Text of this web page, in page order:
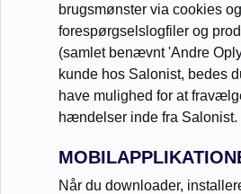
brugsmønster via cookies
forespørgselslogfiler og
(samlet benævnt 'Andre
kunde hos Salonist, bedes
have mulighed for at
hændelser inde fra Salonist.
Når du downloader,